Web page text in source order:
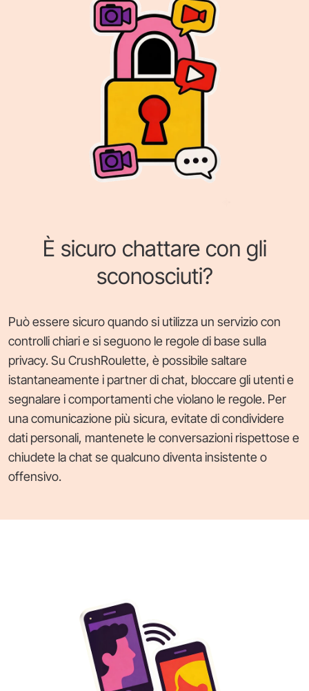
È sicuro chattare con gli
sconosciuti?
Può essere sicuro quando si utilizza un servizio con
controlli chiari e si seguono le regole di base sulla
privacy. Su CrushRoulette, è possibile saltare
istantaneamente i partner di chat, bloccare gli utenti e
segnalare i comportamenti che violano le regole. Per
una comunicazione più sicura, evitate di condividere
dati personali, mantenete le conversazioni rispettose e
chiudete la chat se qualcuno diventa insistente o
offensivo.